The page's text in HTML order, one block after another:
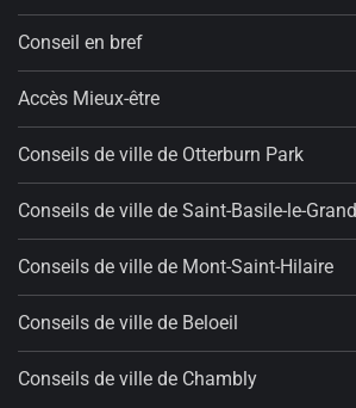
Conseil en bref
Accès Mieux-être
Conseils de ville de Otterburn Park
Conseils de ville de Saint-Basile-le-Grand
Conseils de ville de Mont-Saint-Hilaire
Conseils de ville de Beloeil
Conseils de ville de Chambly